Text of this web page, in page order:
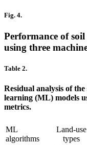
Fig. 4.
Performance of
using three
Table 2.
Residual analysis of
learning (ML) models
metrics.
ML
algorithms
Land-use
types